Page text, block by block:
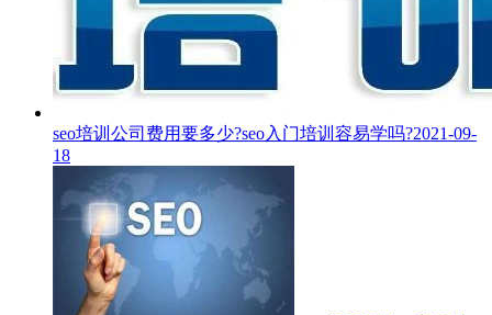
seo培训公司费用要多少?seo入门培训容易学吗?2021-09-
18